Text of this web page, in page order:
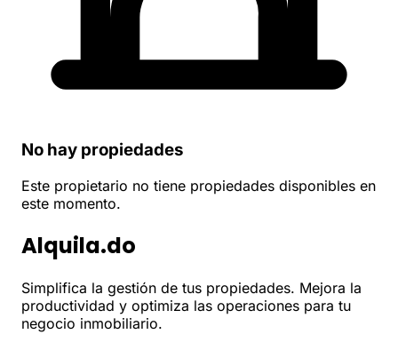
No hay propiedades
Este propietario no tiene propiedades disponibles en
este momento.
Alquila.do
Simplifica la gestión de tus propiedades. Mejora la
productividad y optimiza las operaciones para tu
negocio inmobiliario.